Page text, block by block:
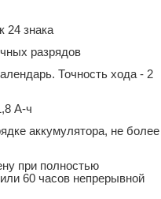
24 знака
разрядов
Точность хода - 2
А-ч
аккумулятора, не более
при полностью
60 часов непрерывной